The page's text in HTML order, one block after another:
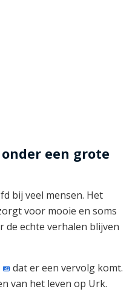
een grote
bij veel mensen. Het
voor mooie en soms
de echte verhalen blijven
dat er een vervolg komt.
van het leven op Urk.